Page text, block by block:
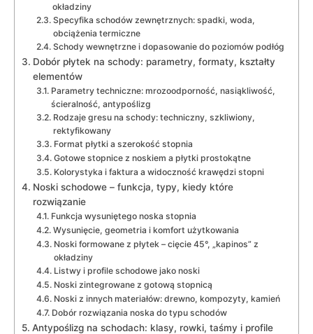
okładziny
Specyfika schodów zewnętrznych: spadki, woda,
obciążenia termiczne
Schody wewnętrzne i dopasowanie do poziomów podłóg
Dobór płytek na schody: parametry, formaty, kształty
elementów
Parametry techniczne: mrozoodporność, nasiąkliwość,
ścieralność, antypoślizg
Rodzaje gresu na schody: techniczny, szkliwiony,
rektyfikowany
Format płytki a szerokość stopnia
Gotowe stopnice z noskiem a płytki prostokątne
Kolorystyka i faktura a widoczność krawędzi stopni
Noski schodowe – funkcja, typy, kiedy które
rozwiązanie
Funkcja wysuniętego noska stopnia
Wysunięcie, geometria i komfort użytkowania
Noski formowane z płytek – cięcie 45°, „kapinos” z
okładziny
Listwy i profile schodowe jako noski
Noski zintegrowane z gotową stopnicą
Noski z innych materiałów: drewno, kompozyty, kamień
Dobór rozwiązania noska do typu schodów
Antypoślizg na schodach: klasy, rowki, taśmy i profile